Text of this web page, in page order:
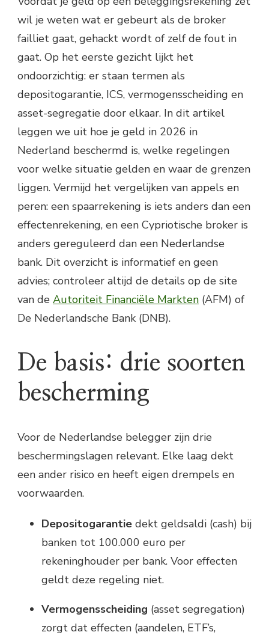
wil je weten wat er gebeurt als de broker
failliet gaat, gehackt wordt of zelf de fout in
gaat. Op het eerste gezicht lijkt het
ondoorzichtig: er staan termen als
depositogarantie, ICS, vermogensscheiding en
asset-segregatie door elkaar. In dit artikel
leggen we uit hoe je geld in 2026 in
Nederland beschermd is, welke regelingen
voor welke situatie gelden en waar de grenzen
liggen. Vermijd het vergelijken van appels en
peren: een spaarrekening is iets anders dan een
effectenrekening, en een Cypriotische broker is
anders gereguleerd dan een Nederlandse
bank. Dit overzicht is informatief en geen
advies; controleer altijd de details op de site
van de Autoriteit Financiële Markten (AFM) of
De Nederlandsche Bank (DNB).
De basis: drie soorten
bescherming
Voor de Nederlandse belegger zijn drie
beschermingslagen relevant. Elke laag dekt
een ander risico en heeft eigen drempels en
voorwaarden.
Depositogarantie dekt geldsaldi (cash) bij
banken tot 100.000 euro per
rekeninghouder per bank. Voor effecten
geldt deze regeling niet.
Vermogensscheiding (asset segregation)
zorgt dat effecten (aandelen, ETF’s,